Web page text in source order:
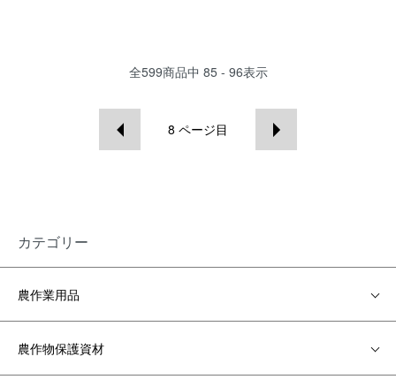
全599商品中 85 - 96表示
8 ページ目
カテゴリー
農作業用品
農作物保護資材